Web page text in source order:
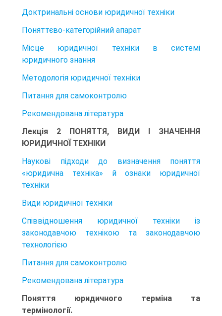
Доктринальні основи юридичної техніки
Поняттєво-категорійний апарат
Місце юридичної техніки в системі
юридичного знання
Методологія юридичної техніки
Питання для самоконтролю
Рекомендована література
Лекція 2 ПОНЯТТЯ, ВИДИ І ЗНАЧЕННЯ
ЮРИДИЧНОЇ ТЕХНІКИ
Наукові підходи до визначення поняття
«юридична техніка» й ознаки юридичної
техніки
Види юридичної техніки
Співвідношення юридичної техніки із
законодавчою технікою та законодавчою
технологією
Питання для самоконтролю
Рекомендована література
Поняття юридичного терміна та
термінології.